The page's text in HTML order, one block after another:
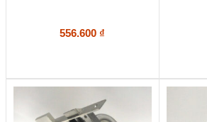
556.600 ₫